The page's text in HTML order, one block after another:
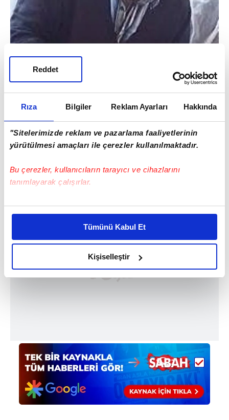
Rıza Bilgiler Reklam Ayarları Hakkında
"Sitelerimizde reklam ve pazarlama faaliyetlerinin
yürütülmesi amaçları ile çerezler kullanılmaktadır.
Bu çerezler, kullanıcıların tarayıcı ve cihazlarını
tanımlayarak çalışırlar.
Bu çerezlere izin vermeniz halinde sizlere özel
daha iyi reklam deneyimi yaşatabiliriz. Bunu yaparken
amacımızın size daha iyi bir reklam deneyimi sunmak
olduğunu ve sizlere en iyi içerikleri sunabilmek adına
elimizden gelen çabayı gösterdiğimizi ve bu noktada,
reklamların maliyetlerimizi karşılamak noktasında tek gelir
gösterilmeyecektir."
Sizlere daha iyi bir hizmet sunabilmek için İnternet
Sitemizde kendimize ve üçüncü kişilere ait çerezler
kullanılmaktadır. Bu çerezler vasıtasıyla çeşitli kişisel
verileriniz işlenmekte olup gerekli olan çerezler bilgi
Tümünü Kabul Et
Kişiselleştir
Reddet
Yaşar Ceylan'ın cenazesi olay yerindeki
Kurumu'na kaldırılırken, olayla ilgili
inceleme başlatıldı.